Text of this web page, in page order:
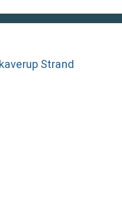
Strand